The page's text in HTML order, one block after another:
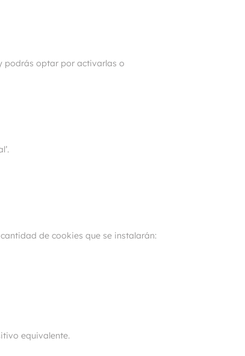
podrás optar por activarlas o
de cookies que se instalarán:
equivalente.